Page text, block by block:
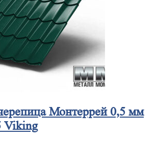
Монтеррей 0,5 мм
Viking